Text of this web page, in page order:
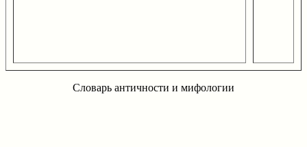
Словарь античности и мифологии